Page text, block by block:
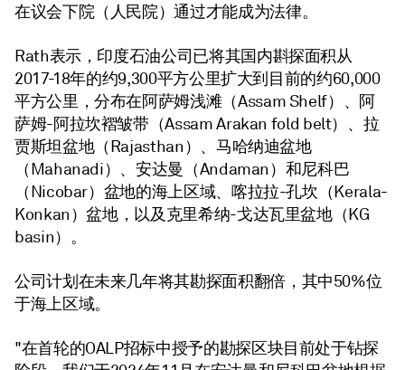
在议会下院（人民院）通过才能成为法律。
Rath表示，印度石油公司已将其国内斟探面积从
2017-18年的约9,300平方公里扩大到目前的约60,000
平方公里，分布在阿萨姆浅滩（Assam Shelf）、阿
萨姆-阿拉坎褶皱带（Assam Arakan fold belt）、拉
贾斯坦盆地（Rajasthan）、马哈纳迪盆地
（Mahanadi）、安达曼（Andaman）和尼科巴
（Nicobar）盆地的海上区域、喀拉拉-孔坎（Kerala-
Konkan）盆地，以及克里希纳-戈达瓦里盆地（KG
basin）。
公司计划在未来几年将其勘探面积翻倍，其中50%位
于海上区域。
"在首轮的OALP招标中授予的勘探区块目前处于钻探